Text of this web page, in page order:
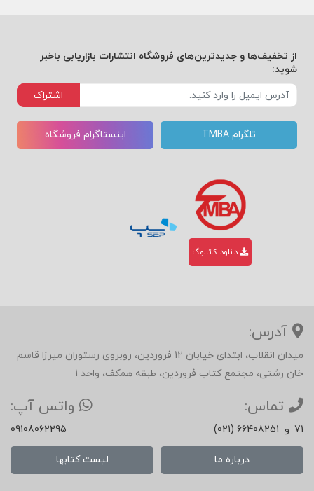
از تخفیف‌ها و جدیدترین‌های فروشگاه انتشارات بازاریابی باخبر
شوید:
اشتراک
تلگرام TMBA اینستاگرام فروشگاه
دانلود کاتالوگ
آدرس:
میدان انقلاب، ابتدای خیابان 12 فروردین، روبروی رستوران میرزا قاسم
خان رشتی، مجتمع کتاب فروردین، طبقه همکف، واحد 1
تماس:
(021) 66408251 و 71
واتس آپ:
09108062295
درباره ما لیست کتابها